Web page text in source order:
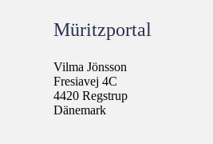
Müritzportal
Vilma Jönsson
Fresiavej 4C
4420 Regstrup
Dänemark